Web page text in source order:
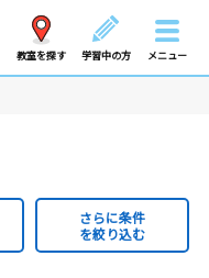
教室を探す 学習中の方 メニュー
さらに条件
を絞り込む